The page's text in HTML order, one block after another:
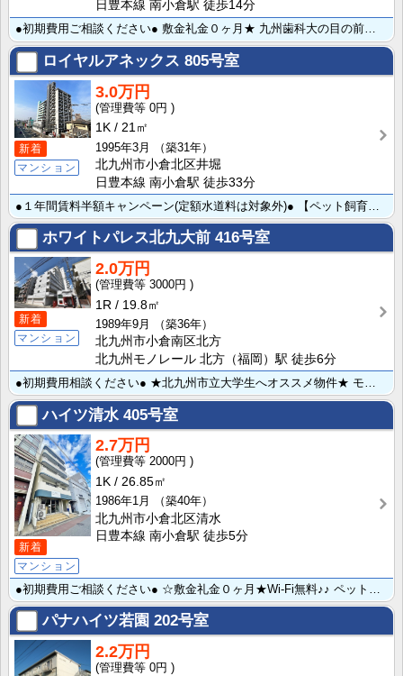
日豊本線 南小倉駅 徒歩14分
●初期費用ご相談ください● 敷金礼金０ヶ月★ 九州歯科大の目の前です☆ 歯科大や東筑紫短大・西南も徒･･･
ロイヤルアネックス 805号室
新着
マンション
3.0万円
0円
1K
21㎡
1995年3月
（築31年）
北九州市小倉北区井堀
日豊本線 南小倉駅 徒歩33分
ホワイトパレス北九大前 416号室
新着
マンション
2.0万円
3000円
1R
19.8㎡
1989年9月
（築36年）
北九州市小倉南区北方
北九州モノレール 北方（福岡）駅 徒歩6分
ハイツ清水 405号室
新着
マンション
2.7万円
2000円
1K
26.85㎡
1986年1月
（築40年）
北九州市小倉北区清水
日豊本線 南小倉駅 徒歩5分
パナハイツ若園 202号室
2.2万円
0円